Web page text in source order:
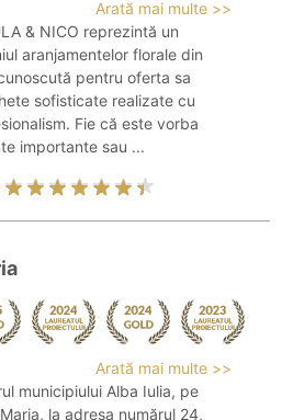
Arată mai multe >>
& NICO reprezintă un
aranjamentelor florale din
pentru oferta sa
sofisticate realizate cu
Fie că este vorba
importante sau ...
Arată mai multe >>
municipiului Alba Iulia, pe
la adresa numărul 24,